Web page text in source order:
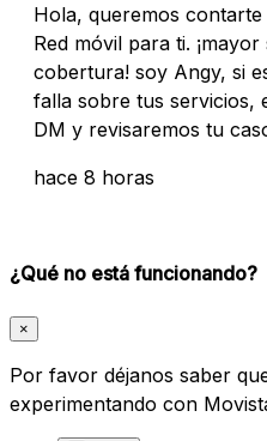
Hola, queremos
Red móvil para ti.
cobertura! soy Angy, si
falla sobre tus servicios,
DM y revisaremos tu
hace 8 horas
¿Qué no está funcionando?
×
Por favor déjanos saber
experimentando con